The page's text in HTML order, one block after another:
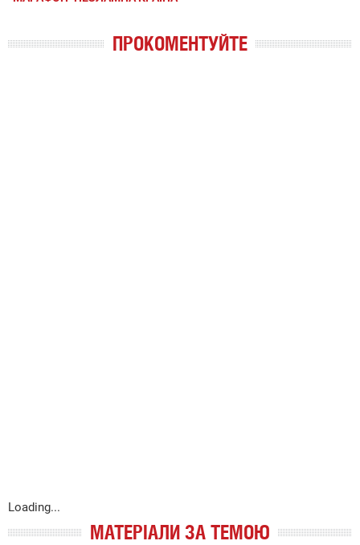
ПРОКОМЕНТУЙТЕ
Loading...
МАТЕРІАЛИ ЗА ТЕМОЮ